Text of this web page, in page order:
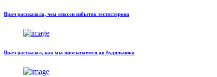
Врач рассказала, чем опасен избыток тестостерона
Врач рассказал, как мы просыпаемся до будильника